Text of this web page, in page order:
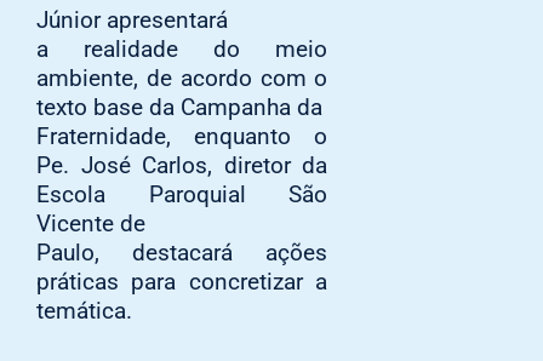
Júnior apresentará
a realidade do meio
ambiente, de acordo com o
texto base da Campanha da
Fraternidade, enquanto o
Pe. José Carlos, diretor da
Escola Paroquial São
Vicente de
Paulo, destacará ações
práticas para concretizar a
temática.